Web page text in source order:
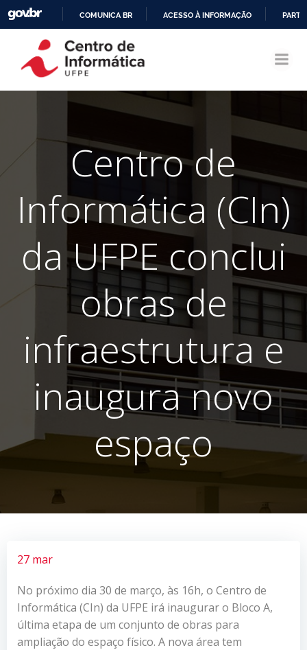
CONTEÚDO
COMUNICA BR ACESSO À INFORMAÇÃO
Centro de
Informática (CIn)
da UFPE conclui
obras de
infraestrutura e
inaugura novo
espaço
27 mar
No próximo dia 30 de março, às 16h, o Centro de
Informática (CIn) da UFPE irá inaugurar o Bloco A,
última etapa de um conjunto de obras para
ampliação do espaço físico. A nova área tem